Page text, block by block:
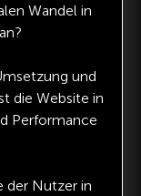
Wandel in
und
die Website in
Performance
der Nutzer in